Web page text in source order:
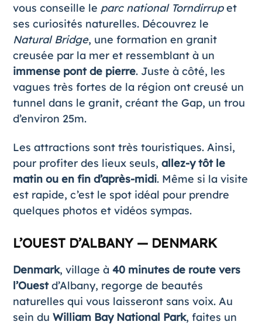
vous conseille le parc national Torndirrupet
ses curiosités naturelles. Découvrez le
Natural Bridge, une formation en granit
creusée par la mer et ressemblant à un
immense pont de pierre. Juste à côté, les
vagues très fortes de la région ont creusé un
tunnel dans le granit, créant the Gap, un trou
d’environ 25m.
Les attractions sont très touristiques. Ainsi,
pour profiter des lieux seuls, allez-y tôt le
matin ou en fin d’après-midi. Même si la visite
est rapide, c’est le spot idéal pour prendre
quelques photos et vidéos sympas.
L’OUEST D’ALBANY — DENMARK
Denmark, village à 40 minutes de route vers
l’Ouestd’Albany, regorge de beautés
naturelles qui vous laisseront sans voix. Au
sein du William Bay National Park, faites un